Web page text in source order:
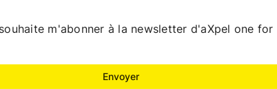
m'abonner à la newsletter d'aXpel one for
Envoyer